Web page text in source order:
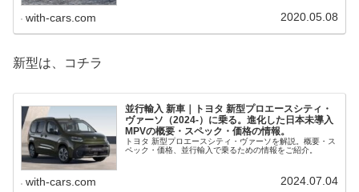
with-cars.com 2020.05.08
新型は、コチラ
並行輸入 新車｜トヨタ 新型プロエースシティ・
ヴァーソ（2024-）に乗る。進化した日本未導入
MPVの概要・スペック・価格の情報。
トヨタ 新型プロエースシティ・ヴァーソを解説。概要・ス
ペック・価格、並行輸入で乗るための情報をご紹介。
with-cars.com 2024.07.04